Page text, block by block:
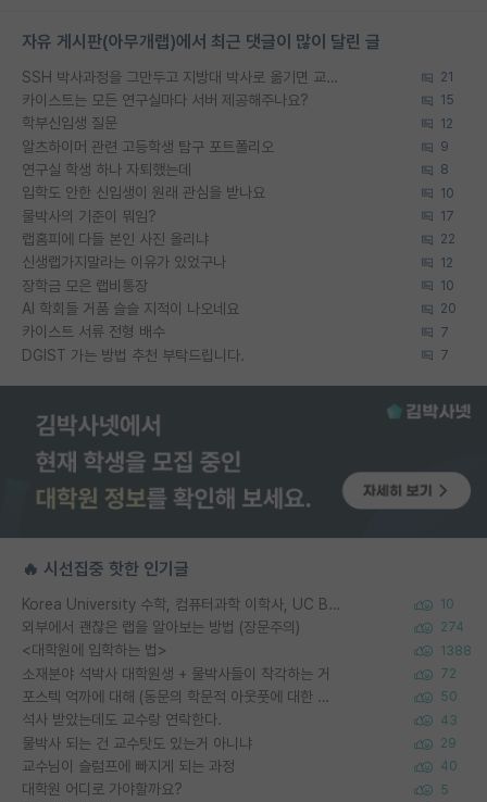
자유 게시판(아무개랩)에서 최근 댓글이 많이 달린 글
SSH 박사과정을 그만두고 지방대 박사로 옮기면 교수의 꿈은 끝일까요? 21
카이스트는 모든 연구실마다 서버 제공해주나요? 15
학부신입생 질문 12
알츠하이머 관련 고등학생 탐구 포트폴리오 9
연구실 학생 하나 자퇴했는데 8
입학도 안한 신입생이 원래 관심을 받나요 10
물박사의 기준이 뭐임? 17
랩홈피에 다들 본인 사진 올리냐 22
신생랩가지말라는 이유가 있었구나 12
장학금 모은 랩비통장 10
AI 학회들 거품 슬슬 지적이 나오네요 20
카이스트 서류 전형 배수 7
DGIST 가는 방법 추천 부탁드립니다. 7
🔥 시선집중 핫한 인기글
Korea University 수학, 컴퓨터과학 이학사, UC Berkeley 산업공학 대학원 공학박사가 되는 것은 쉽지 않겠죠? 10
외부에서 괜찮은 랩을 알아보는 방법 (장문주의) 274
<대학원에 입학하는 법> 1388
소재분야 석박사 대학원생 + 물박사들이 착각하는 거 72
포스텍 억까에 대해 (동문의 학문적 아웃풋에 대한 반박) 50
석사 받았는데도 교수랑 연락한다. 43
물박사 되는 건 교수탓도 있는거 아니냐 29
교수님이 슬럼프에 빠지게 되는 과정 40
대학원 어디로 가야할까요? 5